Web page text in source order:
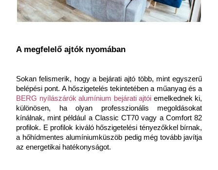
A megfelelő ajtók nyomában
Sokan felismerik, hogy a bejárati ajtó több, mint egyszerű
BERG nyílászárók alumínium bejárati ajtói emelkednek ki,
különösen, ha olyan professzionális megoldásokat
kínálnak, mint például a Classic CT70 vagy a Comfort 82
profilok. E profilok kiváló hőszigetelési tényezőkkel bírnak,
a hőhídmentes alumíniumküszöb pedig még tovább javítja
az energetikai hatékonyságot.